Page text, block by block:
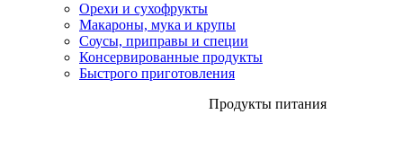
Орехи и сухофрукты
Макароны, мука и крупы
Соусы, приправы и специи
Консервированные продукты
Быстрого приготовления
Продукты питания